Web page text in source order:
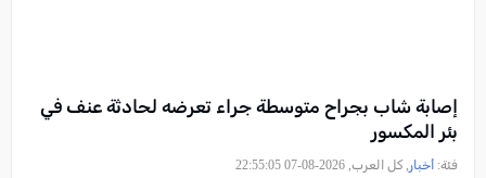
إصابة شاب بجراح متوسطة جراء تعرضه لحادثة عنف في
بئر المكسور
فئة: أخبار , كل العرب, 2026-08-07 22:55:05